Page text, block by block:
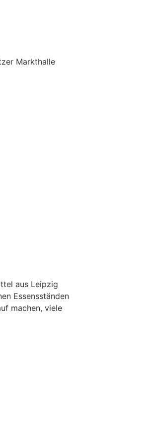
aus Leipzig
Essensständen
machen, viele